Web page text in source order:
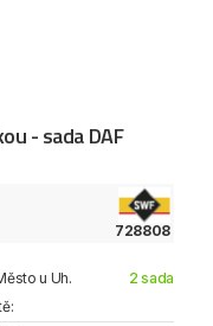
- sada DAF
728808
u Uh.
2 sada